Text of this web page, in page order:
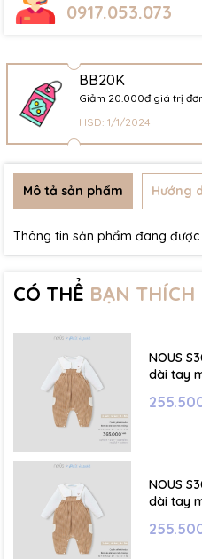
0917.053.073
BB20K
Giảm 20.000đ giá trị
HSD: 1/1/2024
Mô tả sản phẩm Hướng
Thông tin sản phẩm đang được
CÓ THỂ BẠN THÍCH
NOUS
dài tay
NOUS
dài tay